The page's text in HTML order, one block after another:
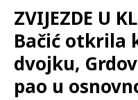
ZVIJEZDE U
Bačić otkrila
dvojku,
pao u